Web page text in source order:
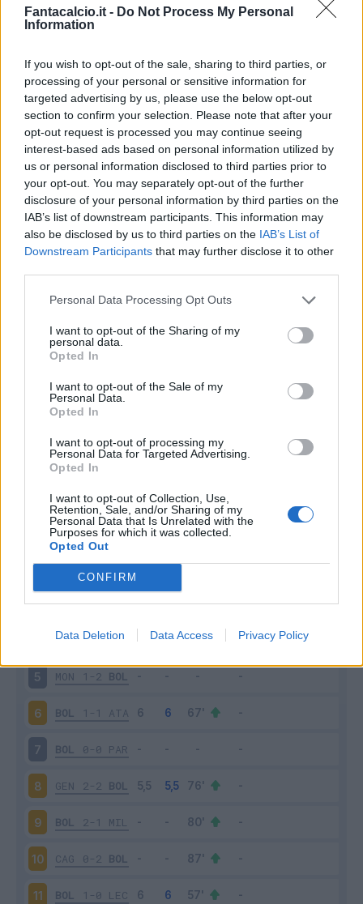
Fantacalcio.it - Do Not Process My Personal
Information
If you wish to opt-out of the sale, sharing to third parties, or
processing of your personal or sensitive information for
targeted advertising by us, please use the below opt-out
section to confirm your selection. Please note that after your
opt-out request is processed you may continue seeing
interest-based ads based on personal information utilized by
us or personal information disclosed to third parties prior to
your opt-out. You may separately opt-out of the further
disclosure of your personal information by third parties on the
IAB’s list of downstream participants. This information may
also be disclosed by us to third parties on the IAB’s List of
Downstream Participants that may further disclose it to other
Personal Data Processing Opt Outs
I want to opt-out of the Sharing of my
personal data.
Opted In
I want to opt-out of the Sale of my
Personal Data.
Opted In
I want to opt-out of processing my
Personal Data for Targeted Advertising.
Opted In
I want to opt-out of Collection, Use,
Retention, Sale, and/or Sharing of my
Personal Data that Is Unrelated with the
Purposes for which it was collected.
Opted Out
CONFIRM
Data Deletion Data Access Privacy Policy
Classic Mantra
Riepilogo stagione
Titolare 11 - 28%
Entrato 20 - 52%
Squalificato 0 - 0%
Inutilizzato 7 - 18
Scarica riepilogo
stagionale
Scarica
Giornata VotoFV EntratoUscito Bonus/Malus
BOL 1-1 UDI
2 NAP 3-0 BOL
3 BOL 1-1 EMP
COM 2-2 BOL
5 MON 1-2 BOL
6 BOL 1-1 ATA
7 BOL 0-0 PAR
8 GEN 2-2 BOL
9 BOL 2-1 MIL
10 CAG 0-2 BOL
11 BOL 1-0 LEC